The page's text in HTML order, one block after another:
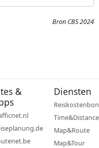
Bron CBS 2024
&
Diensten
Reiskostenbon
Time&Distance
Map&Route
Map&Tour